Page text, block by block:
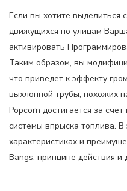
Если вы хотите выделиться
движущихся по улицам
активировать
Таким образом, вы
что приведет к эффекту
выхлопной трубы, похожих
Popcorn достигается за
системы впрыска топлива.
характеристиках и
Bangs, принципе действия и